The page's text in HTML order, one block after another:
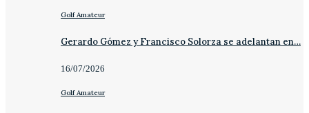
Golf Amateur
Gerardo Gómez y Francisco Solorza se adelantan en…
16/07/2026
Golf Amateur